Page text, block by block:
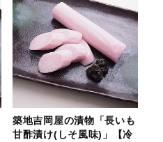
築地吉岡屋の漬物「長いも
甘酢漬け(しそ風味)」【冷